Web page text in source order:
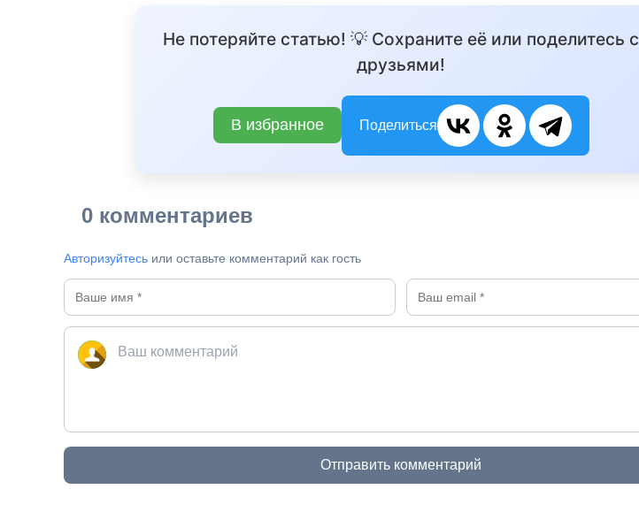
Не потеряйте статью! 💡 Сохраните её или поделитесь с
друзьями!
В избранное Поделиться
0 комментариев
Авторизуйтесь или оставьте комментарий как гость
Отправить комментарий